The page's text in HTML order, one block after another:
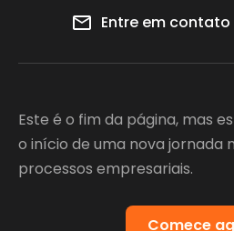
Entre em contato
Este é o fim da página, mas
o início de uma nova jornada
processos empresariais.
Comece